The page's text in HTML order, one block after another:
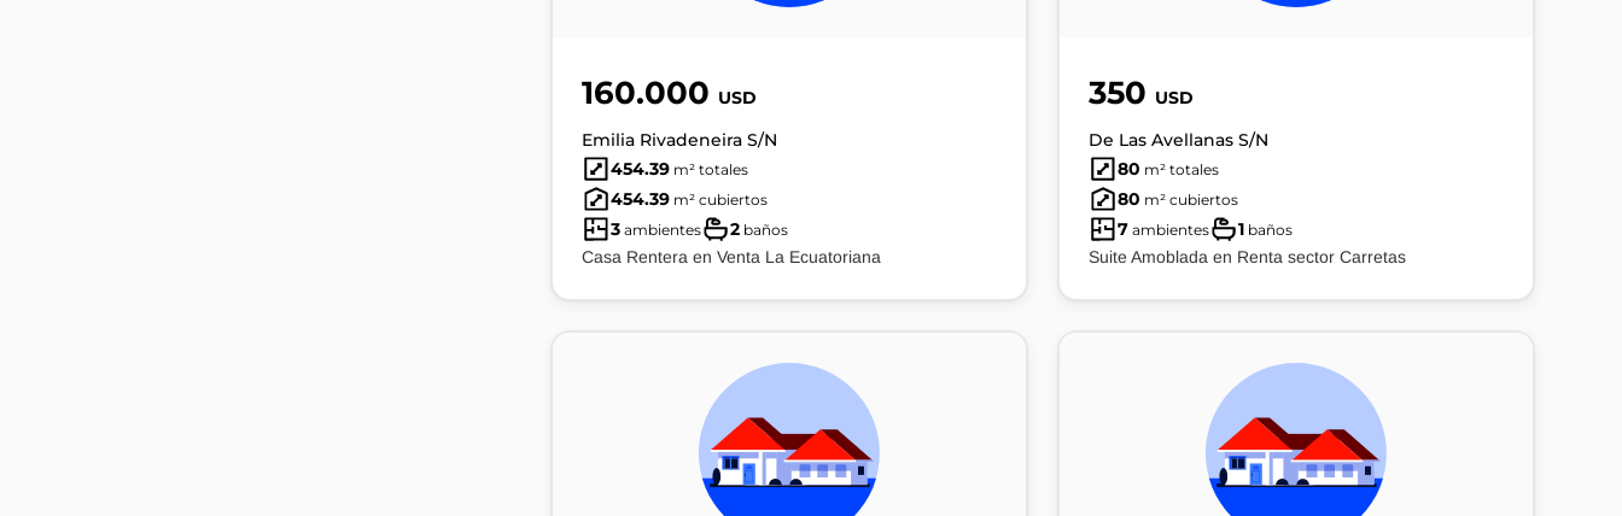
160.000 USD
Emilia Rivadeneira S/N
454.39 m² totales
454.39 m² cubiertos
3 ambientes 2 baños
Casa Rentera en Venta La Ecuatoriana
350 USD
De Las Avellanas S/N
80 m² totales
80 m² cubiertos
7 ambientes 1 baños
Suite Amoblada en Renta sector Carretas